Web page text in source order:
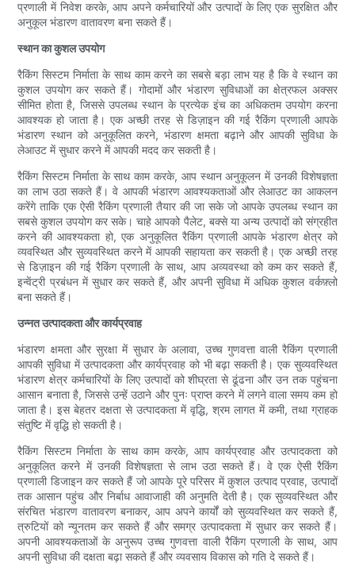
प्रणाली में निवेश करके, आप अपने कर्मचारियों और उत्पादों के लिए एक सुरक्षित और
अनुकूल भंडारण वातावरण बना सकते हैं।
स्थान का कुशल उपयोग
रैकिंग सिस्टम निर्माता के साथ काम करने का सबसे बड़ा लाभ यह है कि वे स्थान का
कुशल उपयोग कर सकते हैं। गोदामों और भंडारण सुविधाओं का क्षेत्रफल अक्सर
सीमित होता है, जिससे उपलब्ध स्थान के प्रत्येक इंच का अधिकतम उपयोग करना
आवश्यक हो जाता है। एक अच्छी तरह से डिज़ाइन की गई रैकिंग प्रणाली आपके
भंडारण स्थान को अनुकूलित करने, भंडारण क्षमता बढ़ाने और आपकी सुविधा के
लेआउट में सुधार करने में आपकी मदद कर सकती है।
रैकिंग सिस्टम निर्माता के साथ काम करके, आप स्थान अनुकूलन में उनकी विशेषज्ञता
का लाभ उठा सकते हैं। वे आपकी भंडारण आवश्यकताओं और लेआउट का आकलन
करेंगे ताकि एक ऐसी रैकिंग प्रणाली तैयार की जा सके जो आपके उपलब्ध स्थान का
सबसे कुशल उपयोग कर सके। चाहे आपको पैलेट, बक्से या अन्य उत्पादों को संग्रहीत
करने की आवश्यकता हो, एक अनुकूलित रैकिंग प्रणाली आपके भंडारण क्षेत्र को
व्यवस्थित और सुव्यवस्थित करने में आपकी सहायता कर सकती है। एक अच्छी तरह
से डिज़ाइन की गई रैकिंग प्रणाली के साथ, आप अव्यवस्था को कम कर सकते हैं,
इन्वेंट्री प्रबंधन में सुधार कर सकते हैं, और अपनी सुविधा में अधिक कुशल वर्कफ़्लो
बना सकते हैं।
उन्नत उत्पादकता और कार्यप्रवाह
भंडारण क्षमता और सुरक्षा में सुधार के अलावा, उच्च गुणवत्ता वाली रैकिंग प्रणाली
आपकी सुविधा में उत्पादकता और कार्यप्रवाह को भी बढ़ा सकती है। एक सुव्यवस्थित
भंडारण क्षेत्र कर्मचारियों के लिए उत्पादों को शीघ्रता से ढूंढना और उन तक पहुंचना
आसान बनाता है, जिससे उन्हें उठाने और पुनः प्राप्त करने में लगने वाला समय कम हो
जाता है। इस बेहतर दक्षता से उत्पादकता में वृद्धि, श्रम लागत में कमी, तथा ग्राहक
संतुष्टि में वृद्धि हो सकती है।
रैकिंग सिस्टम निर्माता के साथ काम करके, आप कार्यप्रवाह और उत्पादकता को
अनुकूलित करने में उनकी विशेषज्ञता से लाभ उठा सकते हैं। वे एक ऐसी रैकिंग
प्रणाली डिजाइन कर सकते हैं जो आपके पूरे परिसर में कुशल उत्पाद प्रवाह, उत्पादों
तक आसान पहुंच और निर्बाध आवाजाही की अनुमति देती है। एक सुव्यवस्थित और
संरचित भंडारण वातावरण बनाकर, आप अपने कार्यों को सुव्यवस्थित कर सकते हैं,
त्रुटियों को न्यूनतम कर सकते हैं और समग्र उत्पादकता में सुधार कर सकते हैं।
अपनी आवश्यकताओं के अनुरूप उच्च गुणवत्ता वाली रैकिंग प्रणाली के साथ, आप
अपनी सुविधा की दक्षता बढ़ा सकते हैं और व्यवसाय विकास को गति दे सकते हैं।